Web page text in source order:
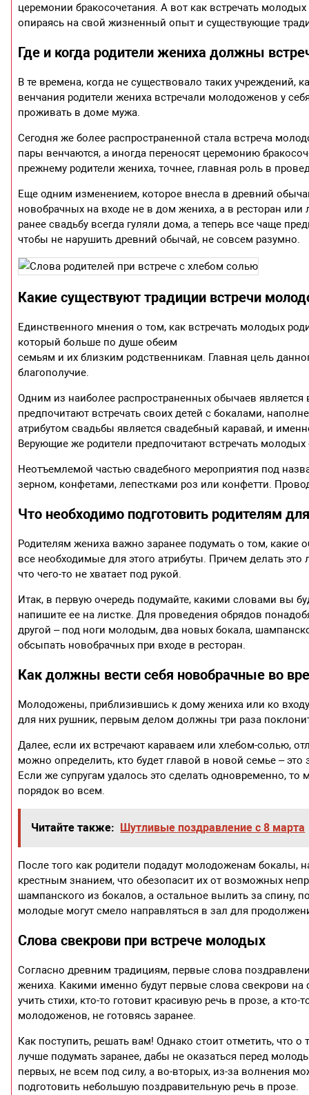
церемонии бракосочетания. А вот как встречать
опираясь на свой жизненный опыт и существующие
Где и когда родители жениха должны
В те времена, когда не существовало таких учреждений,
венчания родители жениха встречали молодоженов у
проживать в доме мужа.
Сегодня же более распространенной стала встреча
пары венчаются, а иногда переносят церемонию
прежнему родители жениха, точнее, главная роль в
Еще одним изменением, которое внесла в древний
новобрачных на входе не в дом жениха, а в ресторан или
ранее свадьбу всегда гуляли дома, а теперь все чаще
чтобы не нарушить древний обычай, не совсем разумно.
Какие существуют традиции встречи
Единственного мнения о том, как встречать молодых
который больше по душе обеим
семьям и их близким родственникам. Главная цель
благополучие.
Одним из наиболее распространенных обычаев
предпочитают встречать своих детей с бокалами,
атрибутом свадьбы является свадебный каравай, и
Верующие же родители предпочитают встречать
Неотъемлемой частью свадебного мероприятия под
зерном, конфетами, лепестками роз или конфетти.
Что необходимо подготовить родителям
Родителям жениха важно заранее подумать о том, какие
все необходимые для этого атрибуты. Причем делать
что чего-то не хватает под рукой.
Итак, в первую очередь подумайте, какими словами вы
напишите ее на листке. Для проведения обрядов
другой – под ноги молодым, два новых бокала,
обсыпать новобрачных при входе в ресторан.
Как должны вести себя новобрачные во
Молодожены, приблизившись к дому жениха или ко входу
для них рушник, первым делом должны три раза
Далее, если их встречают караваем или хлебом-солью,
можно определить, кто будет главой в новой семье – это
Если же супругам удалось это сделать одновременно,
порядок во всем.
Читайте также: Шутливые поздравление с 8 марта
После того как родители подадут молодоженам
крестным знанием, что обезопасит их от возможных
шампанского из бокалов, а остальное вылить за спину,
молодые могут смело направляться в зал для
Слова свекрови при встрече молодых
Согласно древним традициям, первые слова
жениха. Какими именно будут первые слова свекрови на
учить стихи, кто-то готовит красивую речь в прозе, а
молодоженов, не готовясь заранее.
Как поступить, решать вам! Однако стоит отметить, что
лучше подумать заранее, дабы не оказаться перед
первых, не всем под силу, а во-вторых, из-за волнения
подготовить небольшую поздравительную речь в прозе.